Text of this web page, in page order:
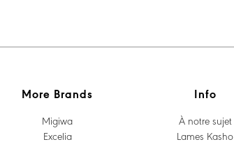
More Brands Info
Migiwa
Excelia
À notre sujet
Lames Kasho